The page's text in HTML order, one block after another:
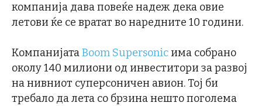
компанија дава повеќе надеж дека овие
летови ќе се вратат во наредните 10 години.
КомпанијатаBoom Supersonic има собрано
околу 140 милиони од инвеститори за развој
на нивниот суперсоничен авион. Тој би
требало да лета со брзина нешто поголема